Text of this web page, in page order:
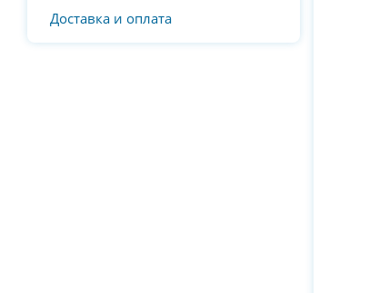
Доставка и оплата